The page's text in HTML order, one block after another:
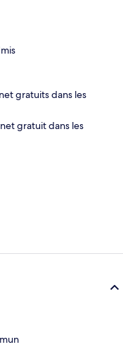
gratuits dans les
gratuit dans les